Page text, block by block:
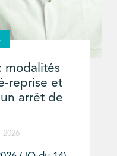
modalités
reprise et
arrêt de
2026